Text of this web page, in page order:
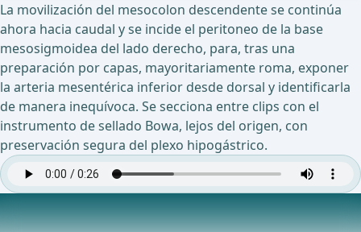
La movilización del mesocolon descendente se continúa
ahora hacia caudal y se incide el peritoneo de la base
mesosigmoidea del lado derecho, para, tras una
preparación por capas, mayoritariamente roma, exponer
la arteria mesentérica inferior desde dorsal y identificarla
de manera inequívoca. Se secciona entre clips con el
instrumento de sellado Bowa, lejos del origen, con
preservación segura del plexo hipogástrico.
Liberación del colon de la pared abdominal lateral